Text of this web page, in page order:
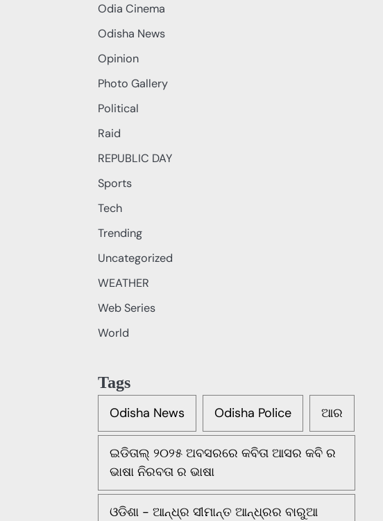
Odia Cinema
Odisha News
Opinion
Photo Gallery
Political
Raid
REPUBLIC DAY
Sports
Tech
Trending
Uncategorized
WEATHER
Web Series
World
Tags
Odisha News Odisha Police ଆର
ଇଡିତାଲ୍ ୨୦୨୫ ଅବସରରେ କବିତା ଆସର କବି ର
ଭାଷା ନିରବତା ର ଭାଷା
ଓଡିଶା - ଆନ୍ଧ୍ର ସୀମାନ୍ତ ଆନ୍ଧ୍ରର ବାରୁଆ